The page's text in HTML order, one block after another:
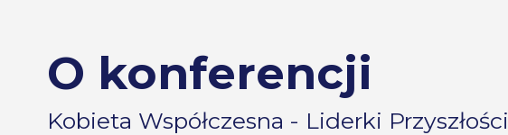
O konferencji
Kobieta Współczesna - Liderki Przyszłości